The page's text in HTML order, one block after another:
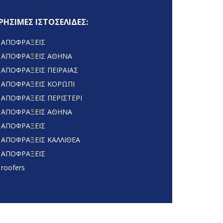
ΙΣΤΟΣΕΛΙΔΕΣ:
ΑΠΟΦΡΑΞΕΙΣ
ΑΠΟΦΡΑΞΕΙΣ ΑΘΗΝΑ
ΑΠΟΦΡΑΞΕΙΣ ΠΕΙΡΑΙΑΣ
ΑΠΟΦΡΑΞΕΙΣ ΚΟΡΩΠΙ
ΑΠΟΦΡΑΞΕΙΣ ΠΕΡΙΣΤΕΡΙ
ΑΠΟΦΡΑΞΕΙΣ ΑΘΗΝΑ
ΑΠΟΦΡΑΞΕΙΣ
ΑΠΟΦΡΑΞΕΙΣ ΚΑΛΛΙΘΕΑ
ΑΠΟΦΡΑΞΕΙΣ
roofers